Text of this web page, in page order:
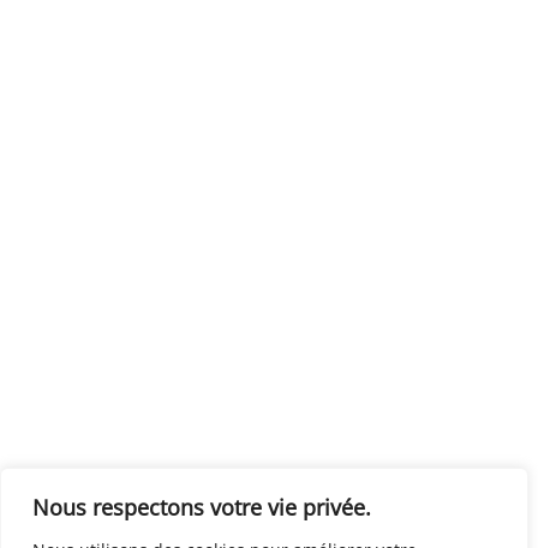
Nous respectons votre vie privée.